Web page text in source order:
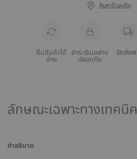
ค้นหาร้านบูติก
คืนสินค้าได้
ง่าย
ชำระเงินอย่าง
ปลอดภัย
จัดส่ง
ลักษณะเฉพาะทางเทคนิค
คำอธิบาย